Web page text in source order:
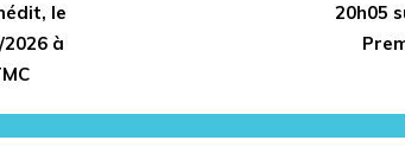
le
à
20h05